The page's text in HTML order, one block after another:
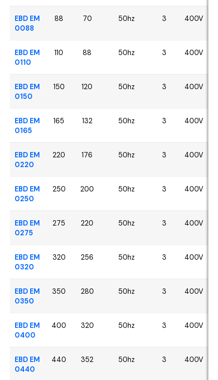
EBD EM
0088
88 70 50hz 3 400V
EBD EM
0110
110 88 50hz 3 400V
EBD EM
0150
150 120 50hz 3 400V
EBD EM
0165
165 132 50hz 3 400V
EBD EM
0220
220 176 50hz 3 400V
EBD EM
0250
250 200 50hz 3 400V
EBD EM
0275
275 220 50hz 3 400V
EBD EM
0320
320 256 50hz 3 400V
EBD EM
0350
350 280 50hz 3 400V
EBD EM
0400
400 320 50hz 3 400V
EBD EM
0440
440 352 50hz 3 400V